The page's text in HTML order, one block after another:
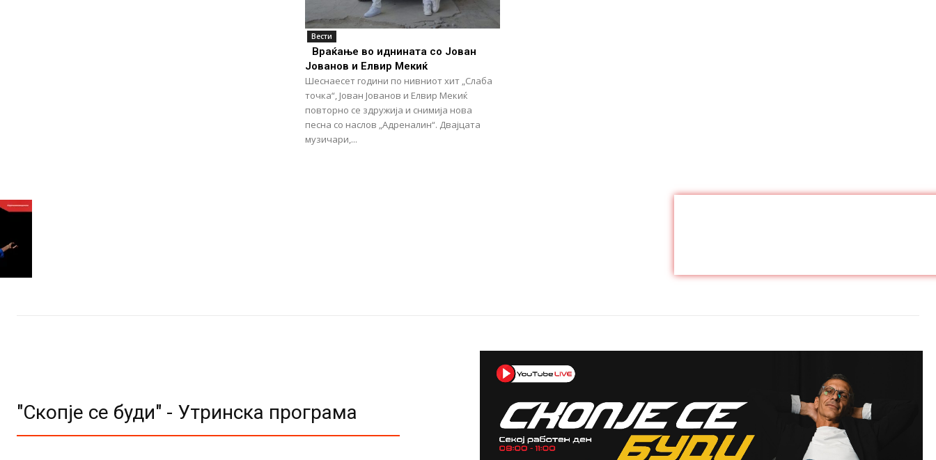
Вести
Враќање во иднината со Јован
Јованов и Елвир Мекиќ
Шеснаесет години по нивниот хит „Слаба
точка“, Јован Јованов и Елвир Мекиќ
повторно се здружија и снимија нова
песна со наслов „Адреналин“. Двајцата
музичари,...
"Скопје се буди" - Утринска програма